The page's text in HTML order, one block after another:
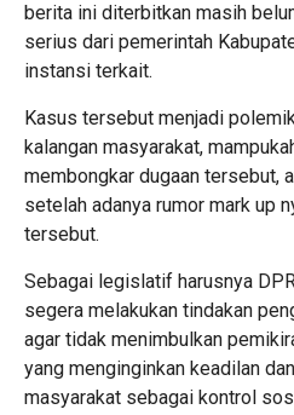
berita ini diterbitkan masih
serius dari pemerintah
instansi terkait.
Kasus tersebut menjadi
kalangan masyarakat,
membongkar dugaan tersebut,
setelah adanya rumor mark up
tersebut.
Sebagai legislatif harusnya
segera melakukan tindakan
agar tidak menimbulkan
yang menginginkan keadilan
masyarakat sebagai kontrol